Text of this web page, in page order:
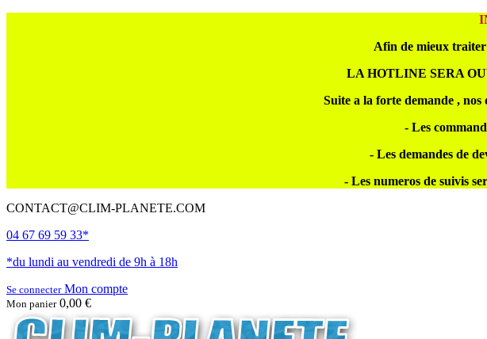
Afin de mieux traiter
LA HOTLINE SERA
Suite a la forte demande ,
- Les
- Les demandes de
- Les numeros de suivis
CONTACT@CLIM-PLANETE.COM
04 67 69 59 33*
*du lundi au vendredi de 9h à 18h
Se connecterMon compte
Mon panier 0,00 €